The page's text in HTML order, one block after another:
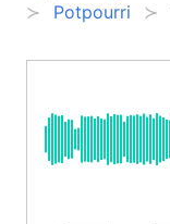
Potpourri